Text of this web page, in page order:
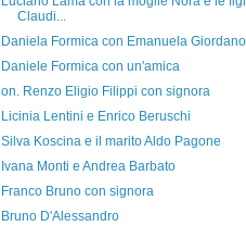
Claudi...
Daniela Formica con Emanuela Giordano
Daniele Formica con un'amica
on. Renzo Eligio Filippi con signora
Licinia Lentini e Enrico Beruschi
Silva Koscina e il marito Aldo Pagone
Ivana Monti e Andrea Barbato
Franco Bruno con signora
Bruno D'Alessandro